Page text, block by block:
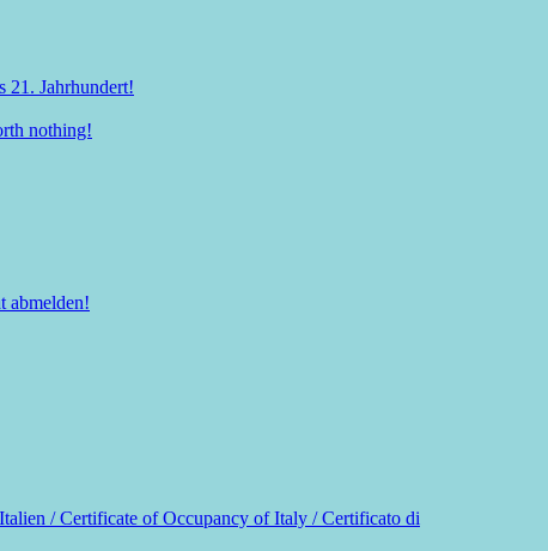
21. Jahrhundert!
nothing!
abmelden!
/ Certificate of Occupancy of Italy / Certificato di